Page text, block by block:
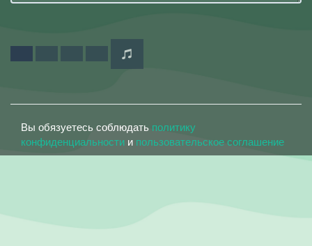
Вы обязуетесь соблюдать политику
конфиденциальности и пользовательское соглашение